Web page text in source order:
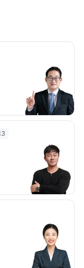
선생님 홈 바로가기
3
준호 선생님 홈 바로
선생님 홈 바로가기